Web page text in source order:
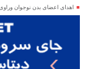
اهدای اعضای بدن نوجوان